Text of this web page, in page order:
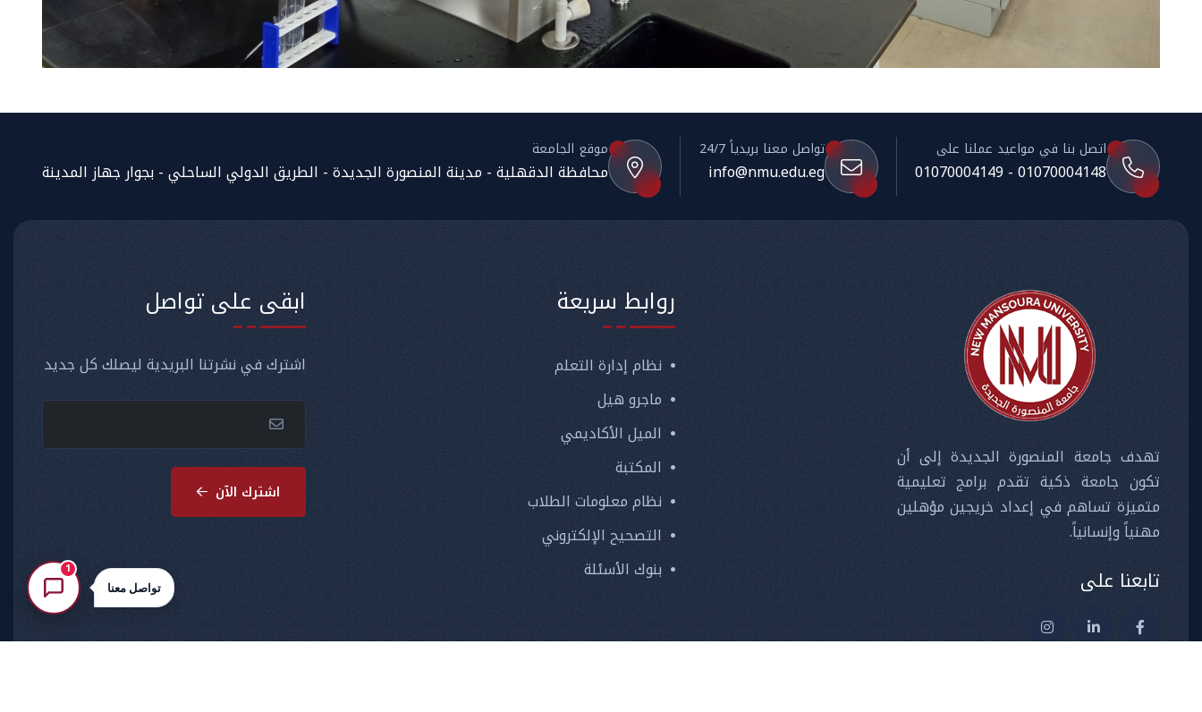
اتصل بنا في مواعيد عملنا على
01070004148 - 01070004149
تواصل معنا بريدياً 24/7
info@nmu.edu.eg
موقع الجامعة
محافظة الدقهلية - مدينة المنصورة الجديدة - الطريق الدولي الساحلي - بجوار جهاز المدينة
تهدف جامعة المنصورة الجديدة إلى أن
تكون جامعة ذكية تقدم برامج تعليمية
متميزة تساهم في إعداد خريجين مؤهلين
مهنياً وإنسانياً.
تابعنا على
روابط سريعة
نظام إدارة التعلم
ماجرو هيل
الميل الأكاديمي
المكتبة
نظام معلومات الطلاب
التصحيح الإلكتروني
بنوك الأسئلة
ابقى على تواصل
اشترك في نشرتنا البريدية ليصلك كل جديد
اشترك الآن
تواصل معنا
1
المساعد الذكي (NMU)